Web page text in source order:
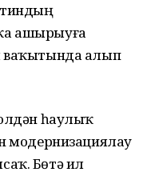
ашырыуға
ваҡытында алып
һаулыҡ
модернизациялау
Бөтә ил